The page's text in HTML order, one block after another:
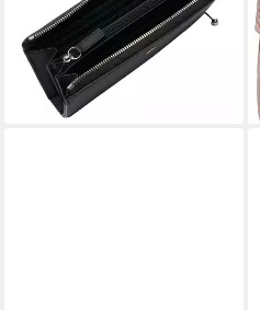
Wallet
ab 81,96 €
lieferbar - in 2-3 Werktagen bei dir